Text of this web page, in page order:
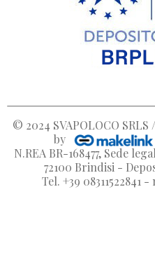
© 2024 SVAPOLOCO SRLS
by
N.REA BR-168477, Sede
72100 Brindisi -
Tel. +39